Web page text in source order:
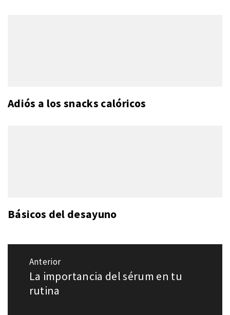
Adiós a los snacks calóricos
Básicos del desayuno
Navegación
entradas
Anterior
Entrada
anterior:
La importancia del sérum en tu
rutina